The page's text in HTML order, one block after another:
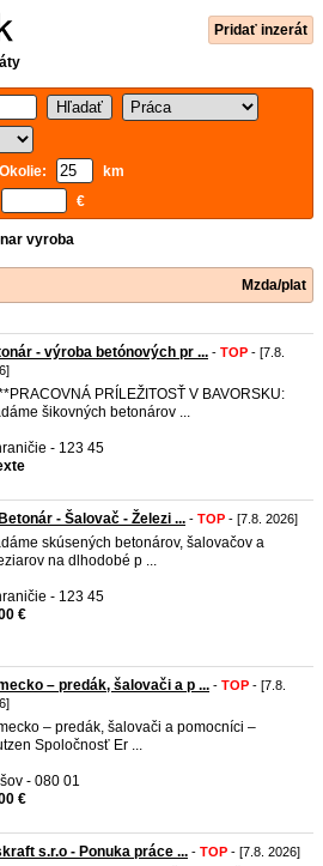
Pridať inzerát
km
€
vyroba
Mzda/plat
- výroba betónových pr ... - TOP - [7.8.
PRÍLEŽITOSŤ V BAVORSKU:
šikovných betonárov ...
- 123 45
- Šalovač - Železi ... - TOP - [7.8. 2026]
skúsených betonárov, šalovačov a
na dlhodobé p ...
- 123 45
€
– predák, šalovači a p ... - TOP - [7.8.
– predák, šalovači a pomocníci –
Spoločnosť Er ...
- 080 01
€
s.r.o - Ponuka práce ... - TOP - [7.8. 2026]